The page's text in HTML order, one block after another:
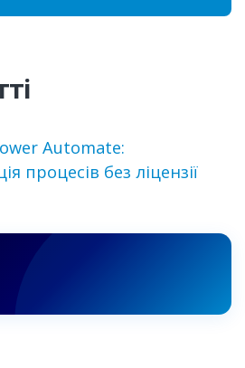
Automate:
процесів без ліцензії